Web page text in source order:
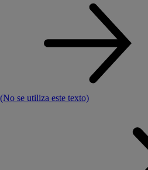
(No se utiliza este texto)